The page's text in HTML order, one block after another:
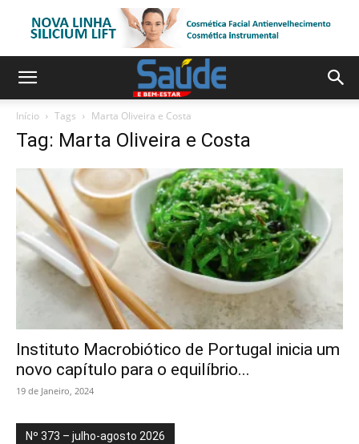
Início Tags Marta Oliveira e Costa
Tag: Marta Oliveira e Costa
Instituto Macrobiótico de Portugal inicia um
novo capítulo para o equilíbrio...
19 de Janeiro, 2024
Nº 373 – julho-agosto 2026